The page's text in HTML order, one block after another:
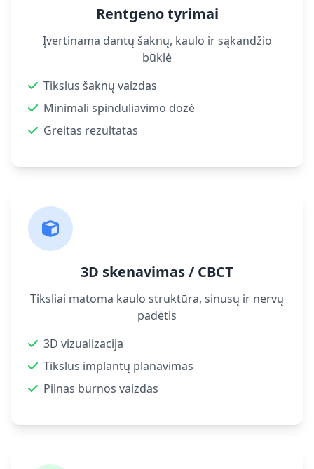
Rentgeno tyrimai
Įvertinama dantų šaknų, kaulo ir sąkandžio
būklė
Tikslus šaknų vaizdas
Minimali spinduliavimo dozė
Greitas rezultatas
3D skenavimas / CBCT
Tiksliai matoma kaulo struktūra, sinusų ir nervų
padėtis
3D vizualizacija
Tikslus implantų planavimas
Pilnas burnos vaizdas